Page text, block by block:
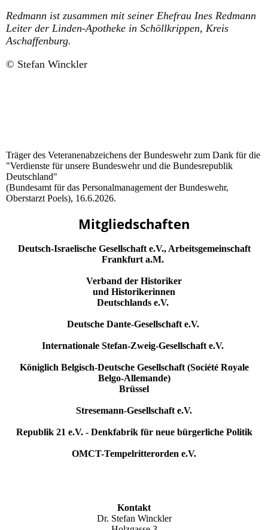
Redmann ist zusammen mit seiner Ehefrau Ines Redmann
Leiter der Linden-Apotheke in Schöllkrippen, Kreis
Aschaffenburg.
© Stefan Winckler
Träger des Veteranenabzeichens der Bundeswehr zum Dank für die
"Verdienste für unsere Bundeswehr und die Bundesrepublik
Deutschland"
(Bundesamt für das Personalmanagement der Bundeswehr,
Oberstarzt Poels), 16.6.2026.
Mitgliedschaften
Deutsch-Israelische Gesellschaft e.V., Arbeitsgemeinschaft
Frankfurt a.M.
Verband der Historiker
und Historikerinnen
Deutschlands e.V.
Deutsche Dante-Gesellschaft e.V.
Internationale Stefan-Zweig-Gesellschaft e.V.
Königlich Belgisch-Deutsche Gesellschaft (Société Royale
Belgo-Allemande)
Brüssel
Stresemann-Gesellschaft e.V.
Republik 21 e.V. - Denkfabrik für neue bürgerliche Politik
OMCT-Tempelritterorden e.V.
Kontakt
Dr. Stefan Winckler